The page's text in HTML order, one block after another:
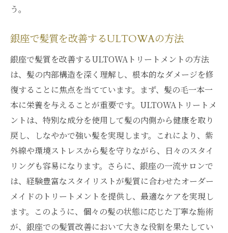
う。
銀座で髪質を改善するULTOWAの方法
銀座で髪質を改善するULTOWAトリートメントの方法
は、髪の内部構造を深く理解し、根本的なダメージを修
復することに焦点を当てています。まず、髪の毛一本一
本に栄養を与えることが重要です。ULTOWAトリートメ
ントは、特別な成分を使用して髪の内側から健康を取り
戻し、しなやかで強い髪を実現します。これにより、紫
外線や環境ストレスから髪を守りながら、日々のスタイ
リングも容易になります。さらに、銀座の一流サロンで
は、経験豊富なスタイリストが髪質に合わせたオーダー
メイドのトリートメントを提供し、最適なケアを実現し
ます。このように、個々の髪の状態に応じた丁寧な施術
が、銀座での髪質改善において大きな役割を果たしてい